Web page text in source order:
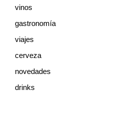
vinos
gastronomía
viajes
cerveza
novedades
drinks